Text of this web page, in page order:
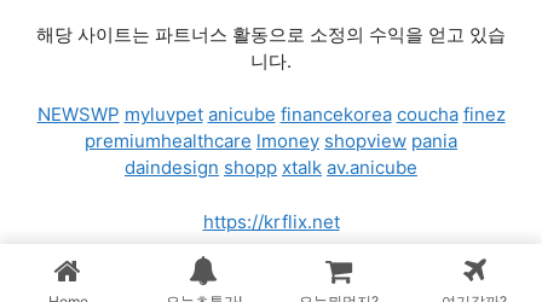
해당 사이트는 파트너스 활동으로 소정의 수익을 얻고 있습
니다.
NEWSWP myluvpet anicube financekorea coucha finez
premiumhealthcare lmoney shopview pania
daindesign shopp xtalk av.anicube
https://krflix.net
© 2026 가격비교차트 • 제작됨GeneratePress